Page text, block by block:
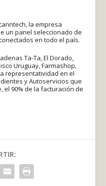
la empresa
un panel seleccionado de
en todo el país.
Ta-Ta, El Dorado,
Uruguay, Farmashop,
representatividad en el
y Autoservicios que
90% de la facturación de